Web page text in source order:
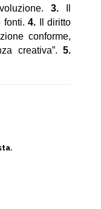
3.
fonti. 4. Il diritto
conforme,
creativa”. 5.